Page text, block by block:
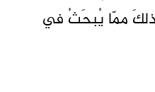
ذلكَ ممّا يُبحَثُ في